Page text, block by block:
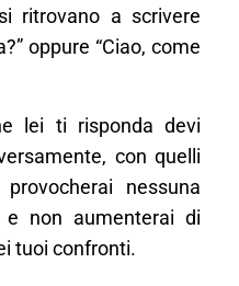
ritrovano a scrivere
oppure “Ciao, come
lei ti risponda devi
con quelli
nessuna
non aumenterai di
tuoi confronti.